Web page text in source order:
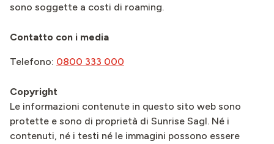
sono soggette a costi di roaming.
Contatto con i media
Telefono: 0800 333 000
Copyright
Le informazioni contenute in questo sito web sono
protette e sono di proprietà di Sunrise Sagl. Né i
contenuti, né i testi né le immagini possono essere